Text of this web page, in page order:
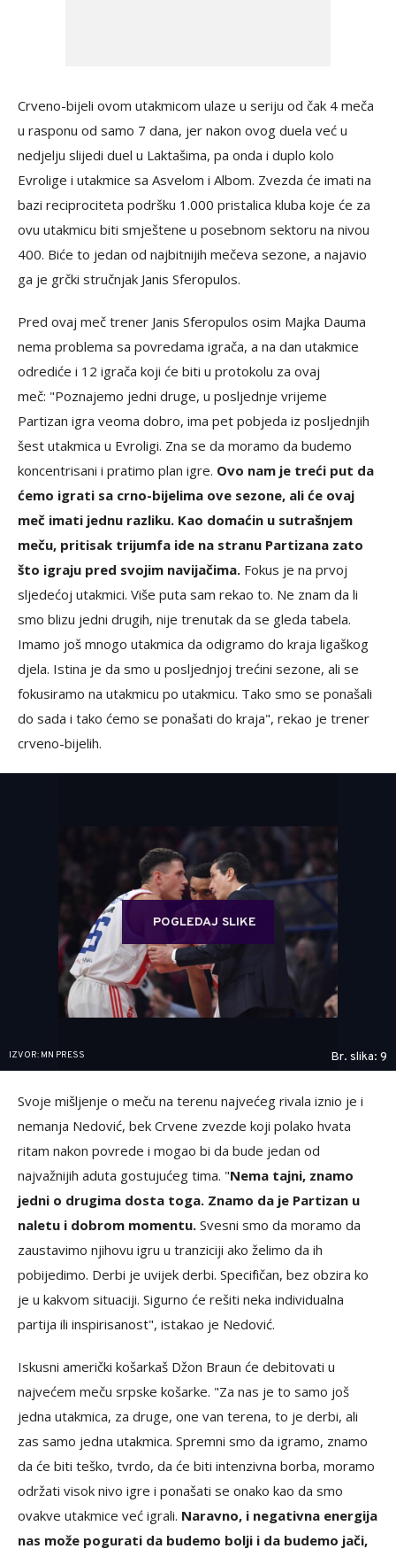
Crveno-bijeli ovom utakmicom ulaze u seriju od čak 4 meča
u rasponu od samo 7 dana, jer nakon ovog duela već u
nedjelju slijedi duel u Laktašima, pa onda i duplo kolo
Evrolige i utakmice sa Asvelom i Albom. Zvezda će imati na
bazi reciprociteta podršku 1.000 pristalica kluba koje će za
ovu utakmicu biti smještene u posebnom sektoru na nivou
400. Biće to jedan od najbitnijih mečeva sezone, a najavio
ga je grčki stručnjak Janis Sferopulos.
Pred ovaj meč trener Janis Sferopulos osim Majka Dauma
nema problema sa povredama igrača, a na dan utakmice
odrediće i 12 igrača koji će biti u protokolu za ovaj
meč: "Poznajemo jedni druge, u posljednje vrijeme
Partizan igra veoma dobro, ima pet pobjeda iz posljednjih
šest utakmica u Evroligi. Zna se da moramo da budemo
koncentrisani i pratimo plan igre. Ovo nam je treći put da
ćemo igrati sa crno-bijelima ove sezone, ali će ovaj
meč imati jednu razliku. Kao domaćin u sutrašnjem
meču, pritisak trijumfa ide na stranu Partizana zato
što igraju pred svojim navijačima. Fokus je na prvoj
sljedećoj utakmici. Više puta sam rekao to. Ne znam da li
smo blizu jedni drugih, nije trenutak da se gleda tabela.
Imamo još mnogo utakmica da odigramo do kraja ligaškog
djela. Istina je da smo u posljednjoj trećini sezone, ali se
fokusiramo na utakmicu po utakmicu. Tako smo se ponašali
do sada i tako ćemo se ponašati do kraja", rekao je trener
crveno-bijelih.
POGLEDAJ SLIKE
IZVOR: MN PRESS Br. slika: 9
Svoje mišljenje o meču na terenu najvećeg rivala iznio je i
nemanja Nedović, bek Crvene zvezde koji polako hvata
ritam nakon povrede i mogao bi da bude jedan od
najvažnijih aduta gostujućeg tima. "Nema tajni, znamo
jedni o drugima dosta toga. Znamo da je Partizan u
naletu i dobrom momentu. Svesni smo da moramo da
zaustavimo njihovu igru u tranziciji ako želimo da ih
pobijedimo. Derbi je uvijek derbi. Specifičan, bez obzira ko
je u kakvom situaciji. Sigurno će rešiti neka individualna
partija ili inspirisanost", istakao je Nedović.
Iskusni američki košarkaš Džon Braun će debitovati u
najvećem meču srpske košarke. "Za nas je to samo još
jedna utakmica, za druge, one van terena, to je derbi, ali
zas samo jedna utakmica. Spremni smo da igramo, znamo
da će biti teško, tvrdo, da će biti intenzivna borba, moramo
održati visok nivo igre i ponašati se onako kao da smo
ovakve utakmice već igrali. Naravno, i negativna energija
nas može pogurati da budemo bolji i da budemo jači,